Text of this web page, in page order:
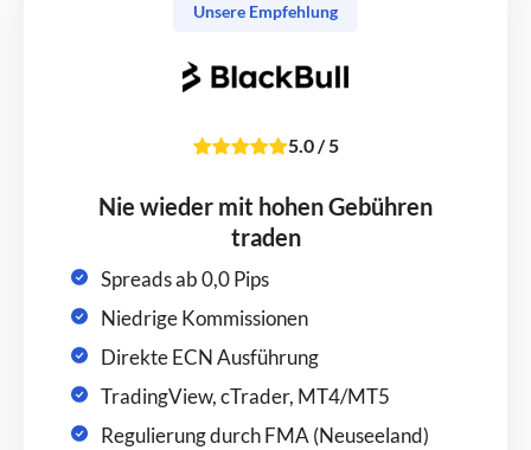
Unsere Empfehlung
5.0/5
Nie wieder mit hohen Gebühren
traden
Spreads ab 0,0 Pips
Niedrige Kommissionen
Direkte ECN Ausführung
TradingView, cTrader, MT4/MT5
Regulierung durch FMA (Neuseeland)